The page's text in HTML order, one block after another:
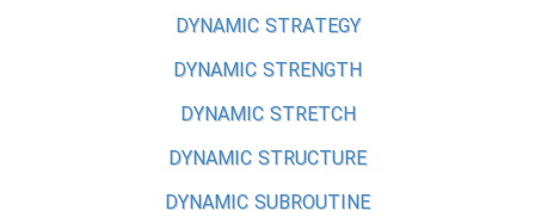
DYNAMIC STRATEGY
DYNAMIC STRENGTH
DYNAMIC STRETCH
DYNAMIC STRUCTURE
DYNAMIC SUBROUTINE